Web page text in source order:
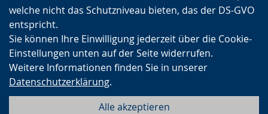
welche nicht das Schutzniveau bieten, das der DS-GVO
entspricht.
Sie können Ihre Einwilligung jederzeit über die Cookie-
Einstellungen unten auf der Seite widerrufen.
Weitere Informationen finden Sie in unserer
Datenschutzerklärung.
Alle akzeptieren